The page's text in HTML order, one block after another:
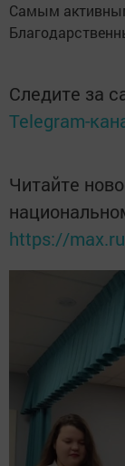
Самым
Следите за
Telegram-
Читайте
https://